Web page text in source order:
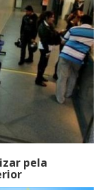
pela